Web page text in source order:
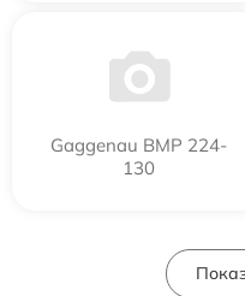
Gaggenau BMP 224-
130